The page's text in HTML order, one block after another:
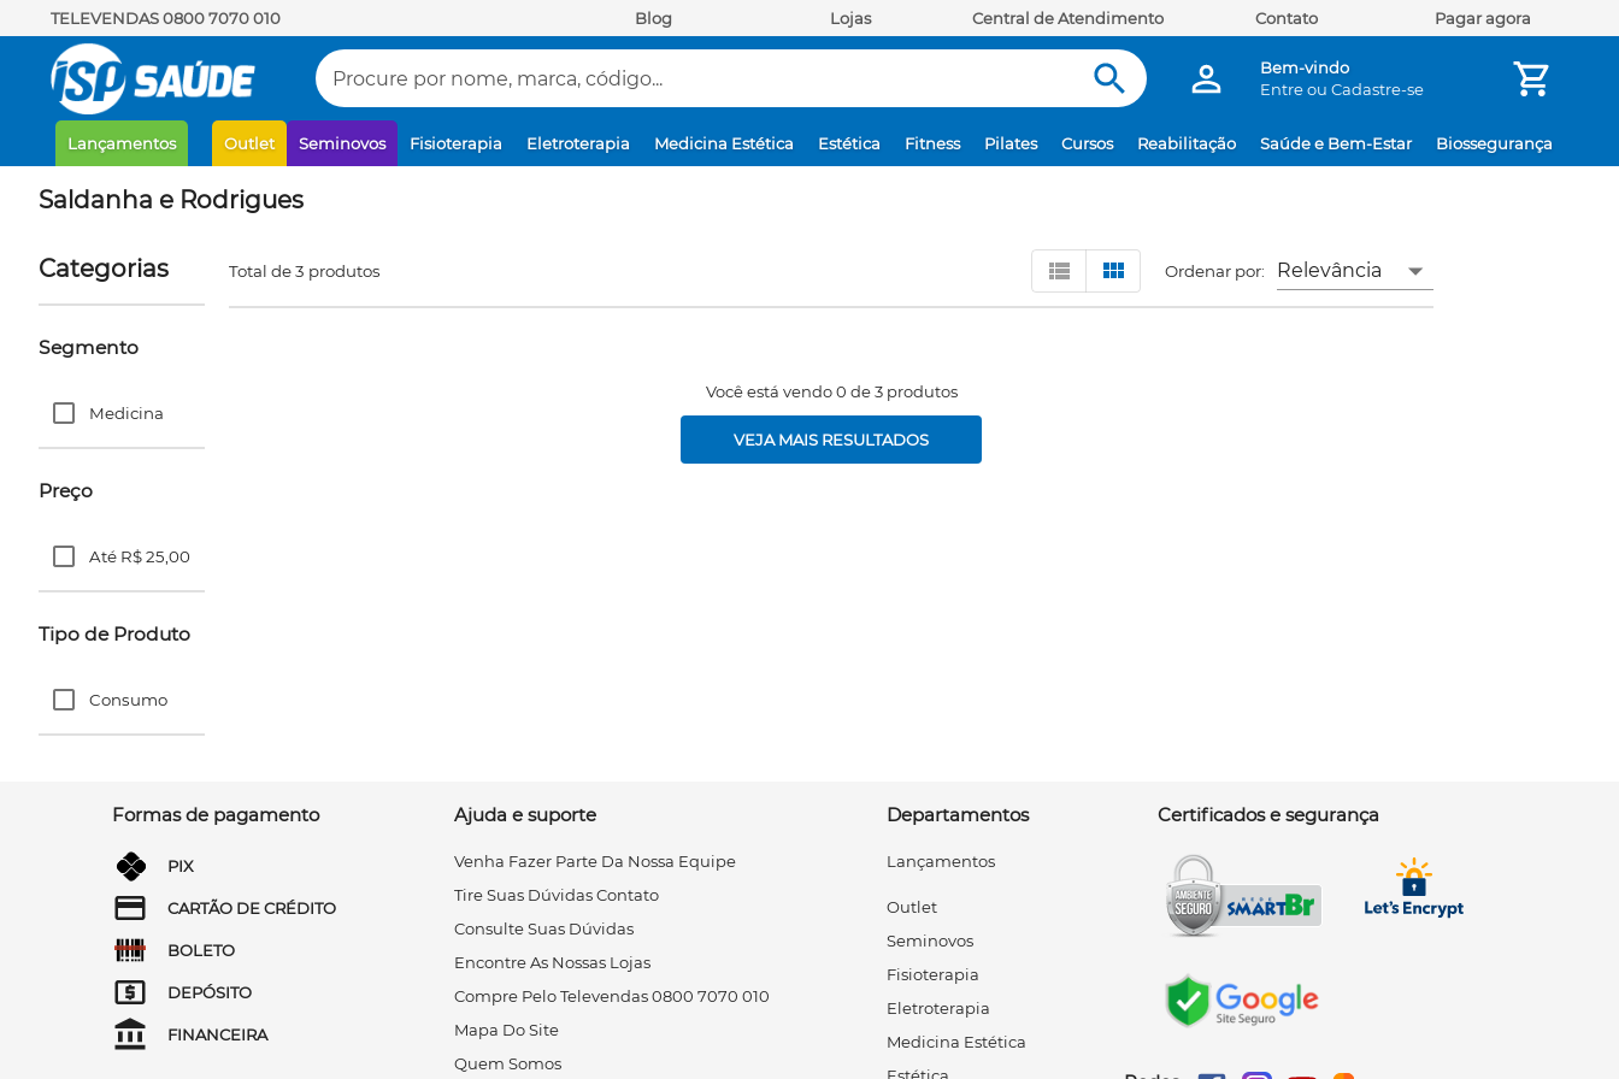
TELEVENDAS 0800 7070 010 Blog Lojas Central de Atendimento Contato Pagar agora
Procure por nome, marca, código...
Bem-vindo
Entreou Cadastre-se
Lançamentos Outlet Seminovos Fisioterapia Eletroterapia Medicina Estética Estética Fitness Pilates Cursos Reabilitação Saúde e Bem-Estar Biossegurança
Saldanha e Rodrigues
Categorias
Segmento
Medicina
Preço
Até R$ 25,00
Tipo de Produto
Consumo
Total de 3 produtos Ordenar por: Relevância
Você está vendo 0 de 3 produtos
VEJA MAIS RESULTADOS
Formas de pagamento
PIX
CARTÃO DE CRÉDITO
BOLETO
DEPÓSITO
FINANCEIRA
Ajuda e suporte
Venha Fazer Parte Da Nossa Equipe
Tire Suas Dúvidas Contato
Consulte Suas Dúvidas
Encontre As Nossas Lojas
Compre Pelo Televendas 0800 7070 010
Mapa Do Site
Quem Somos
Departamentos
Lançamentos
Outlet
Seminovos
Fisioterapia
Eletroterapia
Medicina Estética
Certificados e segurança